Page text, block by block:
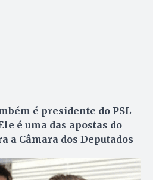
é presidente do PSL
é uma das apostas do
a Câmara dos Deputados